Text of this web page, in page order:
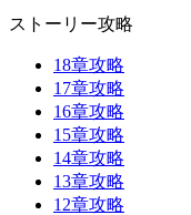
ストーリー攻略
18章攻略
17章攻略
16章攻略
15章攻略
14章攻略
13章攻略
12章攻略